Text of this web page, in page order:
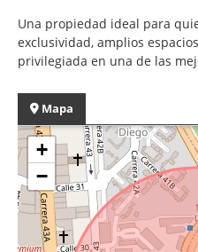
Una propiedad ideal para
exclusividad, amplios
privilegiada en una de las
Mapa
+
−